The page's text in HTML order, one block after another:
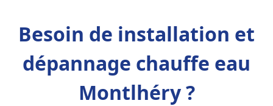
Besoin de installation et
dépannage chauffe eau
Montlhéry ?